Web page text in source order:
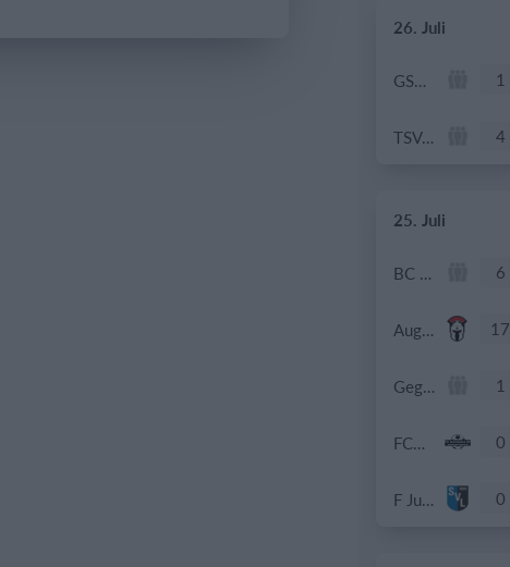
26. Juli
GSV Langenfeld-Wiescheid 1
TSV Weiß 4
25. Juli
BC Uttenhofen 6
Augsburg Centurions Seniors 17
Gegner 1
FCU U11 Junioren 0
F Junioren (U8|U9) 0